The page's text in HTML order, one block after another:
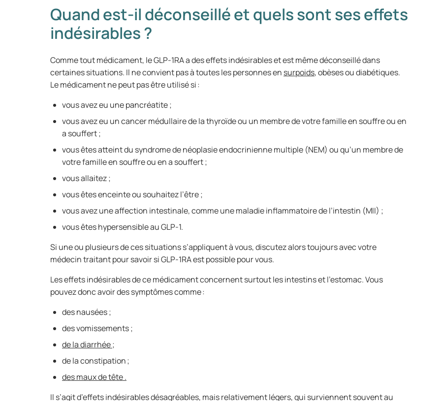
Quand est-il déconseillé et quels sont ses effets
indésirables ?
Comme tout médicament, le GLP-1RA a des effets indésirables et est même déconseillé dans
certaines situations. Il ne convient pas à toutes les personnes en surpoids, obèses ou diabétiques.
Le médicament ne peut pas être utilisé si :
vous avez eu une pancréatite ;
vous avez eu un cancer médullaire de la thyroïde ou un membre de votre famille en souffre ou en
a souffert ;
vous êtes atteint du syndrome de néoplasie endocrinienne multiple (NEM) ou qu’un membre de
votre famille en souffre ou en a souffert ;
vous allaitez ;
vous êtes enceinte ou souhaitez l’être ;
vous avez une affection intestinale, comme une maladie inflammatoire de l’intestin (MII) ;
vous êtes hypersensible au GLP-1.
Si une ou plusieurs de ces situations s’appliquent à vous, discutez alors toujours avec votre
médecin traitant pour savoir si GLP-1RA est possible pour vous.
Les effets indésirables de ce médicament concernent surtout les intestins et l’estomac. Vous
pouvez donc avoir des symptômes comme :
des nausées ;
des vomissements ;
de la diarrhée ;
de la constipation ;
des maux de tête .
Il s’agit d’effets indésirables désagréables, mais relativement légers, qui surviennent souvent au